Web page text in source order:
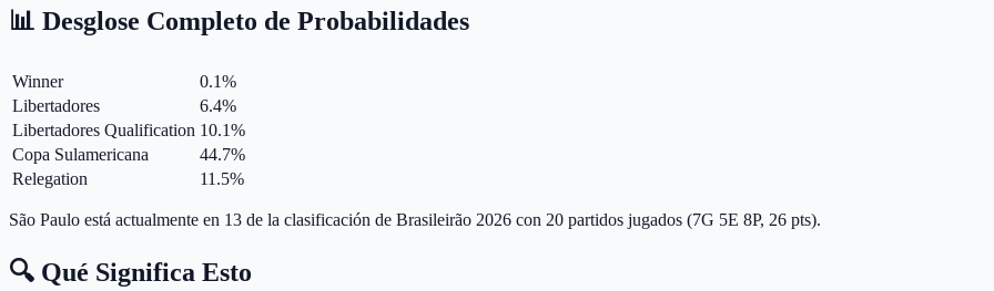
📊 Desglose Completo de Probabilidades
Winner 0.1%
Libertadores
6.4%
Libertadores Qualification 10.1%
Copa Sulamericana
44.7%
Relegation
11.5%
São Paulo está actualmente en 13 de la clasificación de Brasileirão 2026 con 20 partidos jugados (7G 5E 8P, 26 pts).
🔍 Qué Significa Esto